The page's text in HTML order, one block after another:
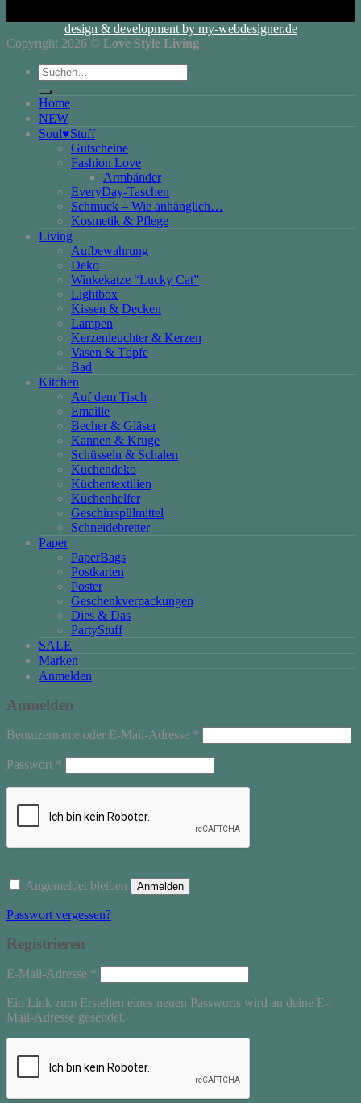
design & development by my-webdesigner.de
Copyright 2026 © Love Style Living
Suchen
nach:
Home
NEW
Soul♥Stuff
Gutscheine
Fashion Love
Armbänder
EveryDay-Taschen
Schmuck – Wie anhänglich…
Kosmetik & Pflege
Living
Aufbewahrung
Deko
Winkekatze “Lucky Cat”
Lightbox
Kissen & Decken
Lampen
Kerzenleuchter & Kerzen
Vasen & Töpfe
Bad
Kitchen
Auf dem Tisch
Emaille
Becher & Gläser
Kannen & Krüge
Schüsseln & Schalen
Küchendeko
Küchentextilien
Küchenhelfer
Geschirrspülmittel
Schneidebretter
Paper
PaperBags
Postkarten
Poster
Geschenkverpackungen
Dies & Das
PartyStuff
SALE
Marken
Anmelden
Anmelden
Benutzername oder E-Mail-Adresse *
Passwort *
Angemeldet bleiben Anmelden
Passwort vergessen?
Registrieren
E-Mail-Adresse *
Ein Link zum Erstellen eines neuen Passworts wird an deine E-
Mail-Adresse gesendet.